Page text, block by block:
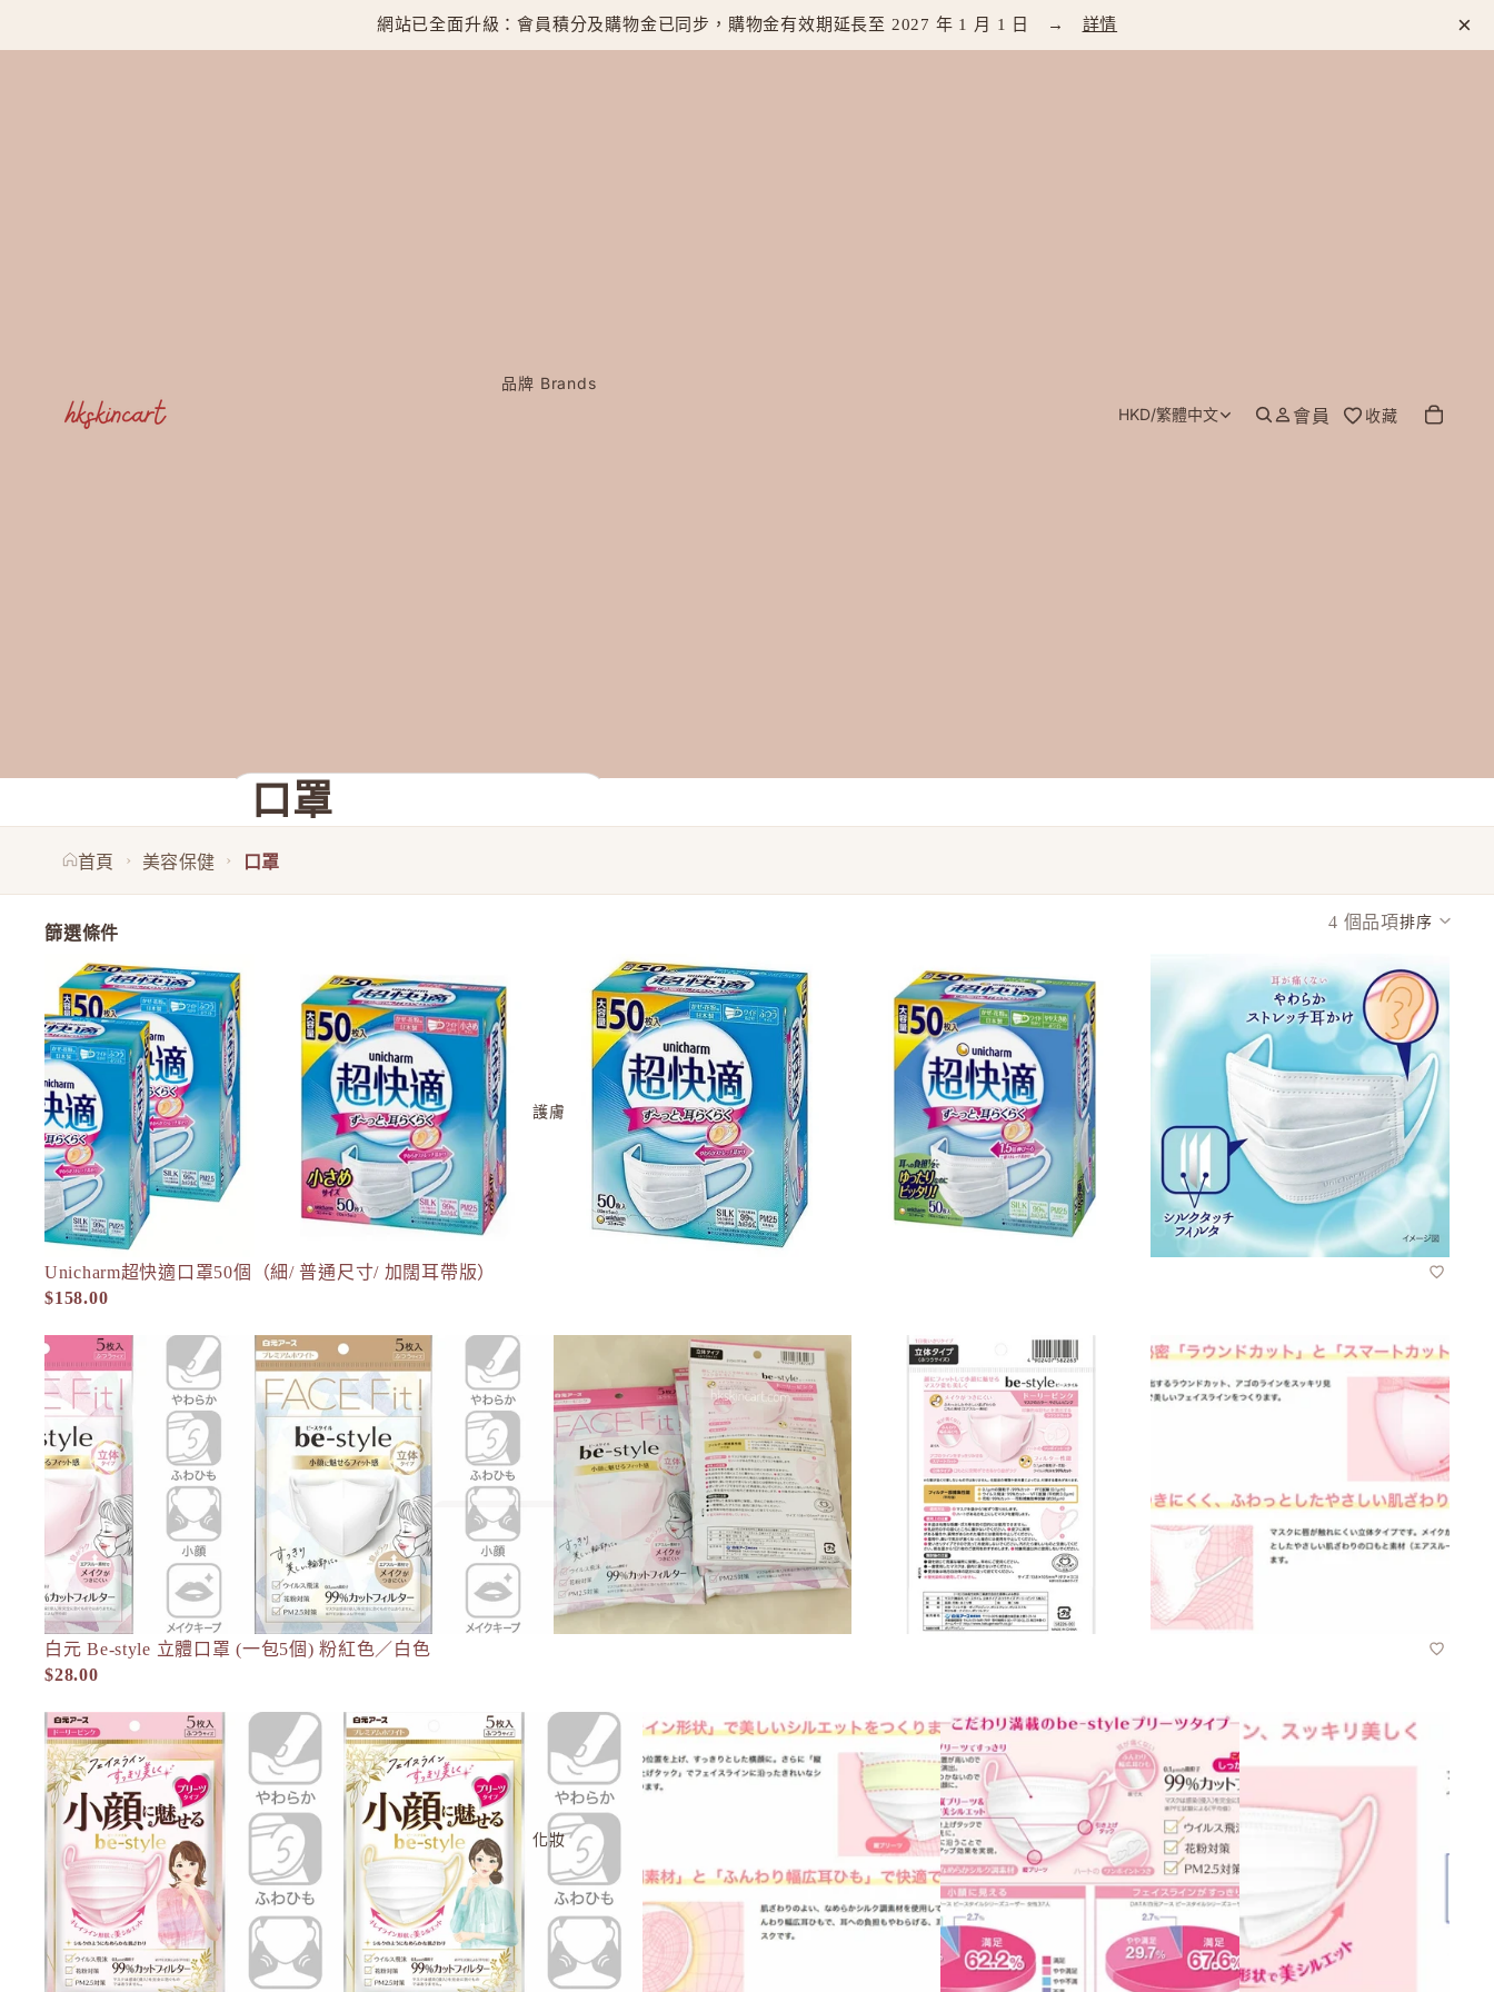
網站已全面升級：會員積分及購物金已同步，購物金有效期延長至 2027 年 1 月 1 日 → 詳情 ×
品牌 Brands
全部 A–E F–J K–O P–T U–Z 全部品牌 →
A
ASTALIFT
ASTALIFT MEN
Atorrege ad+
Attenir
AVANCE
AXXZIA
&BE 河北裕介 andBe
BULK HOMME 本客 男士護膚
Celvoke
chant a charm
Cle de Peau
Curel 花王
d program 資生堂
EAUDE MUGE 小林製藥
ELIXIR
FANCL
HABA 無添加主義
HACCI
HAKU 美白專家
KOSE Grace One
Aiam 查看全部 →
系列香水聞名；結合奢華質感與日常實用，打
造專屬個人風格的美好香氣。
Aíam Chapter 70 潤手霜 30g
$195.00
護膚
局部護理
依功效選購
依膚質選購
化妝
HKD 地區和語言選擇器
/繁體中文 會員 收藏
口罩
首頁 › 美容保健 › 口罩
篩選條件
4 個品項排序
Unicharm超快適口罩50個（細/ 普通尺寸/ 加闊耳帶版）
口罩
Unicharm超快適口罩50個（細/ 普通尺寸/ 加闊耳帶版）
$158.00
白元 Be-style 立體口罩 (一包5個) 粉紅色／白色
口罩
白元 Be-style 立體口罩 (一包5個) 粉紅色／白色
$28.00
白元 Be-style 小顏口罩 (一包5個) 粉紅色／白色